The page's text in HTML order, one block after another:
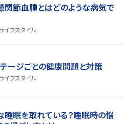
関節血腫とはどのような病気で
ライフスタイル
ージごとの健康問題と対策
ライフスタイル
眠を取れている？睡眠時の悩